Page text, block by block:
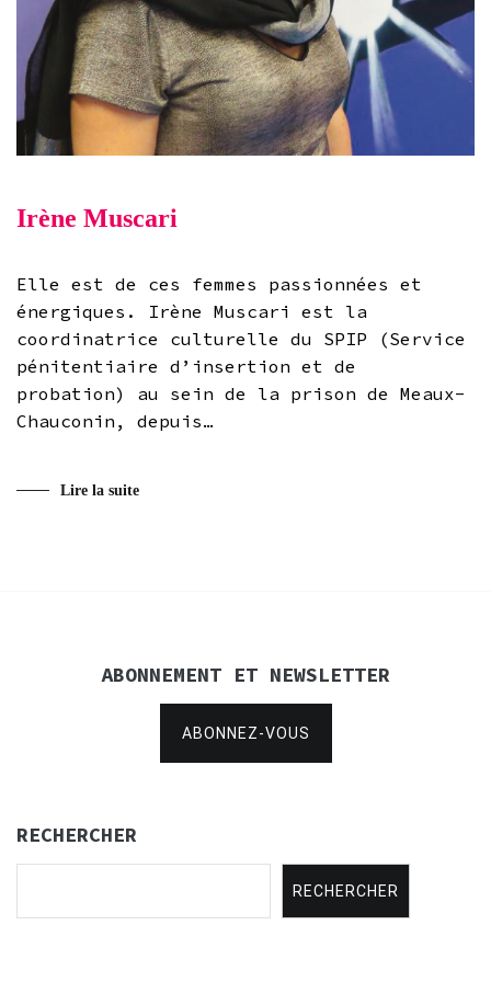
Irène Muscari
Elle est de ces femmes passionnées et
énergiques. Irène Muscari est la
coordinatrice culturelle du SPIP (Service
pénitentiaire d’insertion et de
probation) au sein de la prison de Meaux-
Chauconin, depuis…
Lire la suite
ABONNEMENT ET NEWSLETTER
ABONNEZ-VOUS
RECHERCHER
RECHERCHER